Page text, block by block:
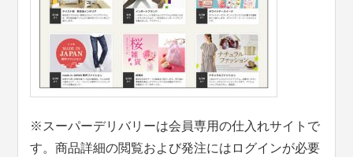
※スーパーデリバリーは会員専用の仕入れサイトで
す。商品詳細の閲覧および発注にはログインが必要